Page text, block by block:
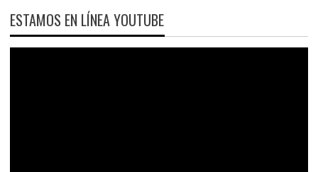
ESTAMOS EN LÍNEA YOUTUBE